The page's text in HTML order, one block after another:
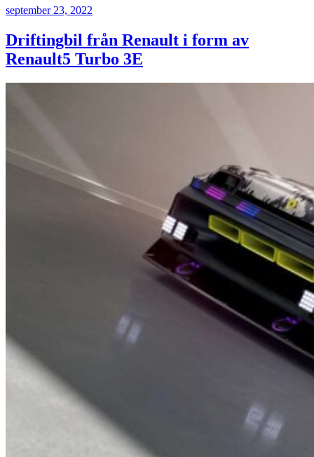
sista
innan
Alpine
över”
Publicerat
september 23, 2022
Driftingbil från Renault i form av
Renault5 Turbo 3E